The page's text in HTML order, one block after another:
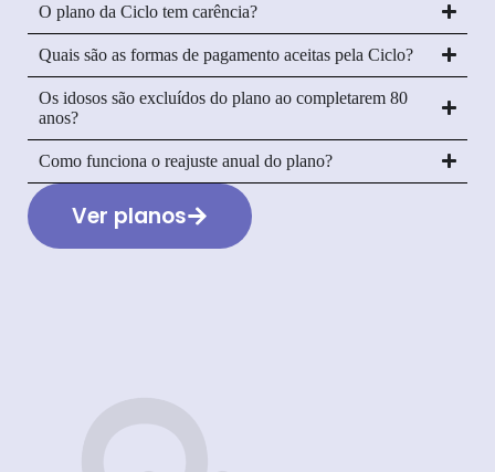
O plano da Ciclo tem carência?
Quais são as formas de pagamento aceitas pela Ciclo?
Os idosos são excluídos do plano ao completarem 80
anos?
Como funciona o reajuste anual do plano?
Ver planos